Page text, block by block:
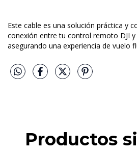
Este cable es una solución práctica y
conexión entre tu control remoto DJI
asegurando una experiencia de vuelo
Productos